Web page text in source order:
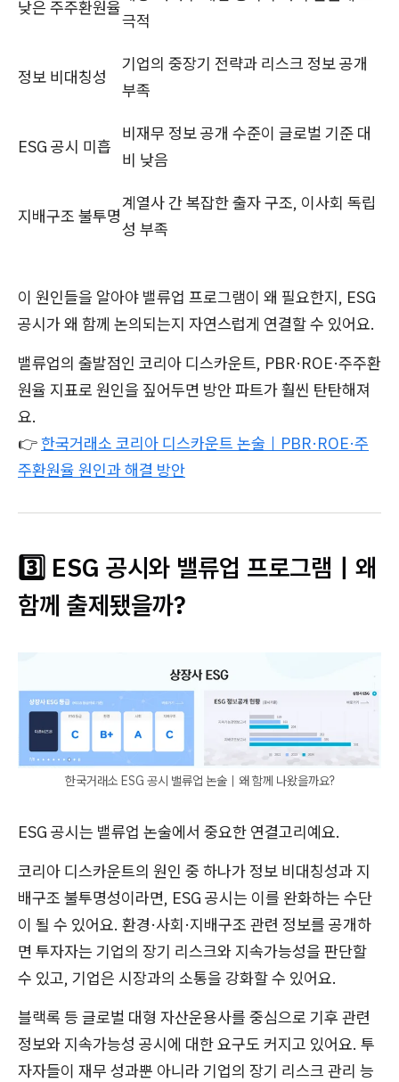
낮은 주주환원율
극적
정보 비대칭성
기업의 중장기 전략과 리스크 정보 공개
부족
ESG 공시 미흡
비재무 정보 공개 수준이 글로벌 기준 대
비 낮음
지배구조 불투명
계열사 간 복잡한 출자 구조, 이사회 독립
성 부족
이 원인들을 알아야 밸류업 프로그램이 왜 필요한지, ESG
공시가 왜 함께 논의되는지 자연스럽게 연결할 수 있어요.
밸류업의 출발점인 코리아 디스카운트, PBR·ROE·주주환
원율 지표로 원인을 짚어두면 방안 파트가 훨씬 탄탄해져
요.
👉한국거래소 코리아 디스카운트 논술｜PBR·ROE·주
주환원율 원인과 해결 방안
3️⃣ ESG 공시와 밸류업 프로그램｜왜
함께 출제됐을까?
한국거래소 ESG 공시 밸류업 논술｜왜 함께 나왔을까요?
ESG 공시는 밸류업 논술에서 중요한 연결고리예요.
코리아 디스카운트의 원인 중 하나가 정보 비대칭성과 지
배구조 불투명성이라면, ESG 공시는 이를 완화하는 수단
이 될 수 있어요. 환경·사회·지배구조 관련 정보를 공개하
면 투자자는 기업의 장기 리스크와 지속가능성을 판단할
수 있고, 기업은 시장과의 소통을 강화할 수 있어요.
블랙록 등 글로벌 대형 자산운용사를 중심으로 기후 관련
정보와 지속가능성 공시에 대한 요구도 커지고 있어요. 투
자자들이 재무 성과뿐 아니라 기업의 장기 리스크 관리 능